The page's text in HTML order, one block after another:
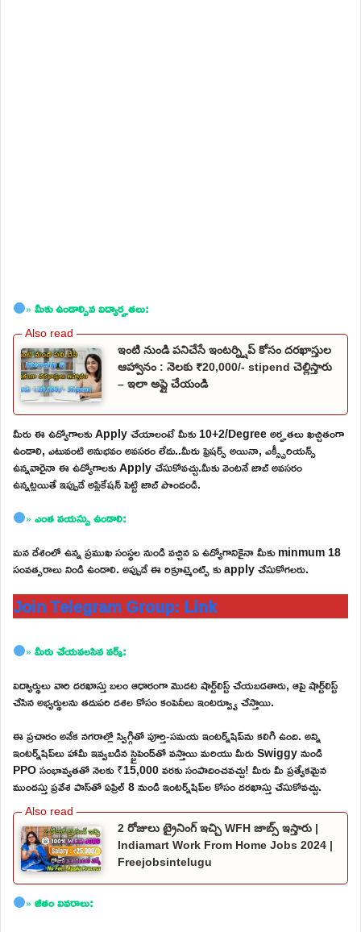
»మీకు ఉండాల్సిన విద్యార్హతలు:
ఇంటి నుండి పనిచేసే ఇంటర్న్షిప్ కోసం దరఖాస్తుల
ఆహ్వానం : నెలకు ₹20,000/- stipend చెల్లిస్తారు
– ఇలా అప్లై చేయండి
మీరు ఈ ఉద్యోగాలకు Apply చేయాలంటే మీకు 10+2/Degree అర్హతలు ఖచ్చితంగా
ఉండాలి, ఎటువంటి అనుభవం అవసరం లేదు..మీరు ఫ్రెషర్స్ అయినా, ఎక్స్పీరియన్స్
ఉన్నవారైనా ఈ ఉద్యోగాలకు Apply చేసుకోవచ్చు.మీకు వెంటనే జాబ్ అవసరం
ఉన్నట్లయితే ఇప్పుడే అప్లికేషన్ పెట్టి జాబ్ పొందండి.
»ఎంత వయస్సు ఉండాలి:
మన దేశంలో ఉన్న ప్రముఖ సంస్థల నుండి వచ్చిన ఏ ఉద్యోగానికైనా మీకు minmum 18
సంవత్సరాలు నిండి ఉండాలి. అప్పుడే ఈ రిక్రూట్మెంట్స్ కు apply చేసుకోగలరు.
Join Telegram Group: Link
»మీరు చేయవలసిన వర్క్:
విద్యార్థులు వారి దరఖాస్తు బలం ఆధారంగా మొదట షార్ట్‌లిస్ట్ చేయబడతారు, ఆపై షార్ట్‌లిస్ట్
చేసిన అభ్యర్థులను తదుపరి దశల కోసం కంపెనీలు ఇంటర్వ్యూ చేస్తాయి.
ఈ ప్రచారం అనేక నగరాల్లో స్విగ్గితో పూర్తి-సమయ ఇంటర్న్‌షిప్‌ను కలిగి ఉంది. అన్ని
ఇంటర్న్‌షిప్‌లు హామీ ఇవ్వబడిన స్టైపెండ్‌తో వస్తాయి మరియు మీరు Swiggy నుండి
PPO సంభావ్యతతో నెలకు ₹15,000 వరకు సంపాదించవచ్చు! మీరు మీ ప్రత్యేకమైన
ముందస్తు ప్రవేశ పాస్‌తో ఏప్రిల్ 8 నుండి ఇంటర్న్‌షిప్‌ల కోసం దరఖాస్తు చేసుకోవచ్చు.
2 రోజులు ట్రైనింగ్ ఇచ్చి WFH జాబ్స్ ఇస్తారు |
Indiamart Work From Home Jobs 2024 |
Freejobsintelugu
»జీతం వివరాలు: